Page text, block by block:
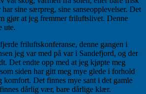
sine særpreg, sine sanseopplevelser. Det
gjør at jeg fremmer friluftslivet. Denne
ute.
friluftskonferanse, denne gangen i
jeg var med på var i Sandefjord, og der
Det endte opp med at jeg kjøpte meg
siden har gitt meg mye glede i forhold
komfort. Det finnes mye sant i det gamle
dårlig vær, bare dårlige klær.